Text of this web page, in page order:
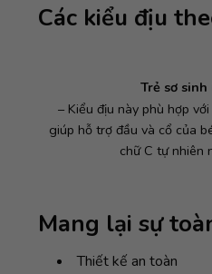
Các kiểu địu
Trẻ sơ sinh
– Kiểu địu này phù hợp
giúp hỗ trợ đầu và cổ của
chữ C tự nhiên
Mang lại sự
Thiết kế an toàn